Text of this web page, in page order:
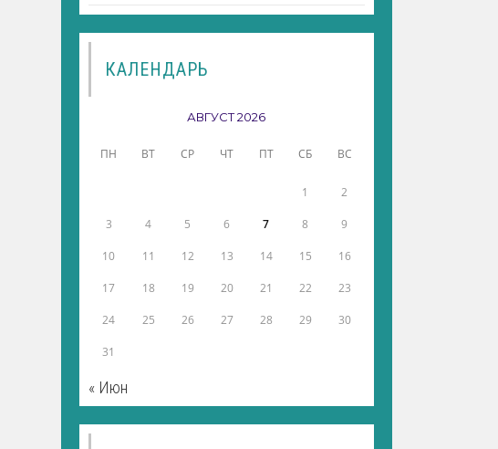
КАЛЕНДАРЬ
АВГУСТ 2026
ПН ВТ СР ЧТ ПТ СБ ВС
1 2
3 4 5 6 7 8 9
10 11 12 13 14 15 16
17 18 19 20 21 22 23
24 25 26 27 28 29 30
31
« Июн